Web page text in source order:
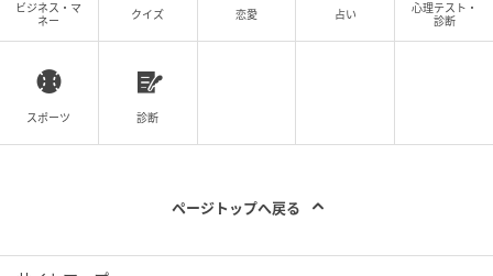
ビジネス・マ
ネー
クイズ 恋愛 占い
心理テスト・
診断
スポーツ 診断
ページトップへ戻る